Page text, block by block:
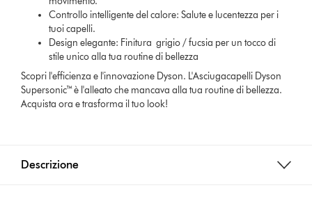
Controllo intelligente del calore: Salute e lucentezza per i
tuoi capelli.
Design elegante: Finitura grigio / fucsia per un tocco di
stile unico alla tua routine di bellezza
Scopri l'efficienza e l'innovazione Dyson. L'Asciugacapelli Dyson
Supersonic™ è l'alleato che mancava alla tua routine di bellezza.
Acquista ora e trasforma il tuo look!
Descrizione